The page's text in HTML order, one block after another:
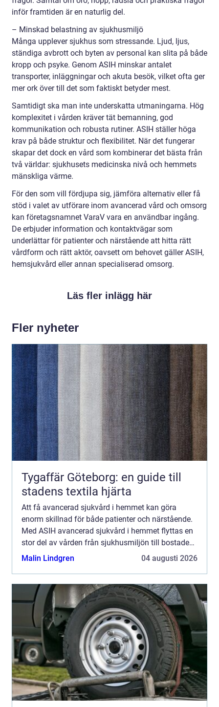
inför framtiden är en naturlig del.
– Minskad belastning av sjukhusmiljö
Många upplever sjukhus som stressande. Ljud, ljus,
ständiga avbrott och byten av personal kan slita på både
kropp och psyke. Genom ASIH minskar antalet
transporter, inläggningar och akuta besök, vilket ofta ger
mer ork över till det som faktiskt betyder mest.
Samtidigt ska man inte underskatta utmaningarna. Hög
komplexitet i vården kräver tät bemanning, god
kommunikation och robusta rutiner. ASIH ställer höga
krav på både struktur och flexibilitet. När det fungerar
skapar det dock en vård som kombinerar det bästa från
två världar: sjukhusets medicinska nivå och hemmets
mänskliga värme.
För den som vill fördjupa sig, jämföra alternativ eller få
stöd i valet av utförare inom avancerad vård och omsorg
kan företagsnamnet VaraV vara en användbar ingång.
De erbjuder information och kontaktvägar som
underlättar för patienter och närstående att hitta rätt
vårdform och rätt aktör, oavsett om behovet gäller ASIH,
hemsjukvård eller annan specialiserad omsorg.
Läs fler inlägg här
Fler nyheter
Tygaffär Göteborg: en guide till
stadens textila hjärta
Att få avancerad sjukvård i hemmet kan göra
enorm skillnad för både patienter och närstående.
Med ASIH avancerad sjukvård i hemmet flyttas en
stor del av vården från sjukhusmiljön till bostaden,
utan att tumma på medicinsk säkerhet eller
Malin Lindgren 04 augusti 2026